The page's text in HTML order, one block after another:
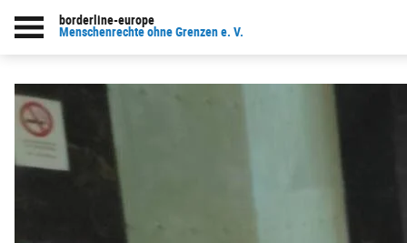
borderline-europe
Menschenrechte ohne Grenzen e. V.